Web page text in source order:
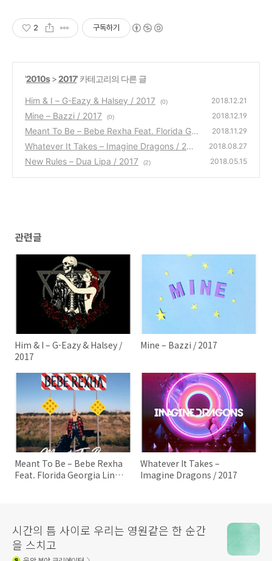
2 구독하기
'2010s>2017' 카테고리의 다른 글
Him & I – G-Eazy & Halsey / 2017 (0) 2018.12.21
Mine – Bazzi / 2017 (0) 2018.12.19
Meant To Be – Bebe Rexha Feat. Florida Ge
orgia Line / 2017
(0)
2018.11.29
Whatever It Takes – Imagine Dragons / 201
7
(0)
2018.08.27
New Rules – Dua Lipa / 2017 (2) 2018.05.15
관련글
Him & I – G-Eazy & Halsey /
2017
Mine – Bazzi / 2017
Meant To Be – Bebe Rexha
Feat. Florida Georgia Line /
Whatever It Takes –
Imagine Dragons / 2017
시간의 틈 사이로 우리는 영원같은 한 순간
을 스치고